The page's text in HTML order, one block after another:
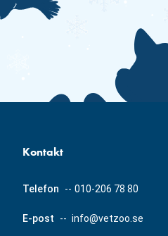
Kontakt
Telefon -- 010-206 78 80
E-post -- info@vetzoo.se